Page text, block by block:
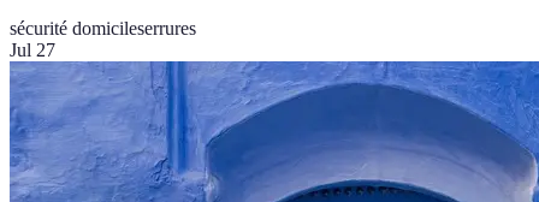
sécurité domicileserrures
Jul 27